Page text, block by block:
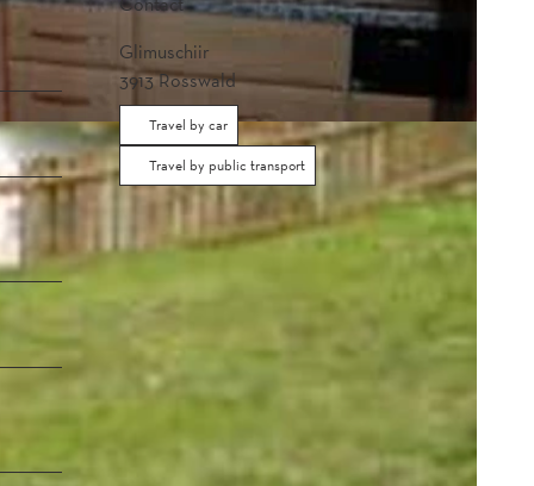
Glimuschiir
3913Rosswald
Travel by car
Travel by public transport